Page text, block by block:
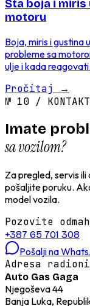
Šta boja i miris
motoru
Boja, miris i gustina
probleme sa
ulje i kada reagovati.
Pročitaj →
№ 10 / KONTAKT
Imate
sa vozilom?
Za pregled, servis
pošaljite poruku.
model vozila.
Pozovite odmah
+387 65 701 308
Pošalji na
Adresa
Auto Gas Gaga
Njegoševa 44
Banja Luka,